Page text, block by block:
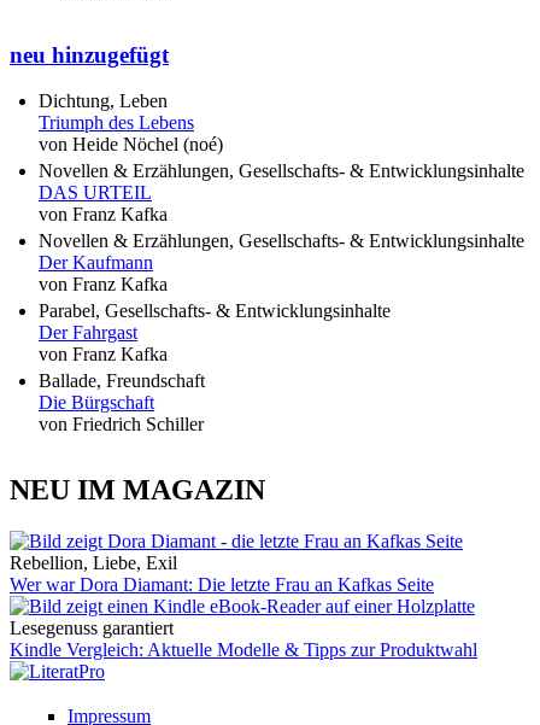
neu hinzugefügt
Dichtung, Leben
Triumph des Lebens
von Heide Nöchel (noé)
Novellen & Erzählungen, Gesellschafts- & Entwicklungsinhalte
DAS URTEIL
von Franz Kafka
Novellen & Erzählungen, Gesellschafts- & Entwicklungsinhalte
Der Kaufmann
von Franz Kafka
Parabel, Gesellschafts- & Entwicklungsinhalte
Der Fahrgast
von Franz Kafka
Ballade, Freundschaft
Die Bürgschaft
von Friedrich Schiller
NEU IM MAGAZIN
Rebellion, Liebe, Exil
Wer war Dora Diamant: Die letzte Frau an Kafkas Seite
Lesegenuss garantiert
Kindle Vergleich: Aktuelle Modelle & Tipps zur Produktwahl
Impressum